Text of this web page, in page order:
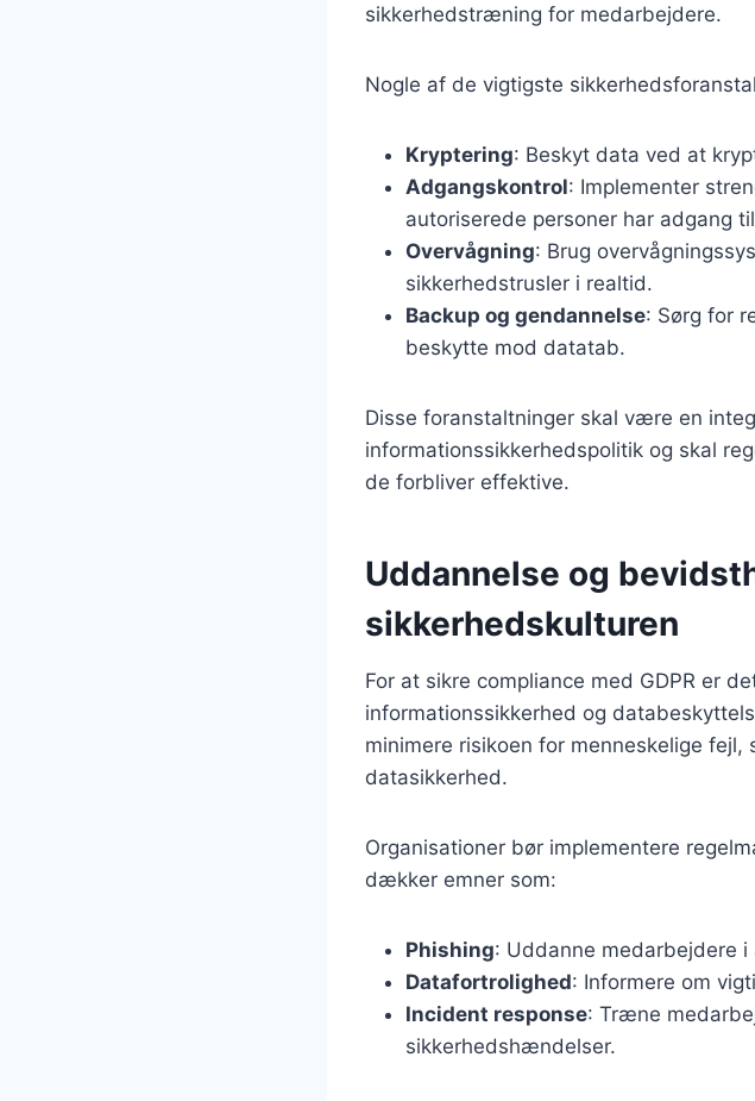
sikkerhedstræning for medarbejdere.
Nogle af de vigtigste
Kryptering: Beskyt data ved at
Adgangskontrol: Implementer
autoriserede personer har adgang
Overvågning: Brug
sikkerhedstrusler i realtid.
Backup og gendannelse: Sørg for
beskytte mod datatab.
Disse foranstaltninger skal være en
informationssikkerhedspolitik og skal
de forbliver effektive.
Uddannelse og
sikkerhedskulturen
For at sikre compliance med GDPR er
informationssikkerhed og
minimere risikoen for menneskelige
datasikkerhed.
Organisationer bør implementere
dækker emner som:
Phishing: Uddanne medarbejdere
Datafortrolighed: Informere om
Incident response: Træne
sikkerhedshændelser.